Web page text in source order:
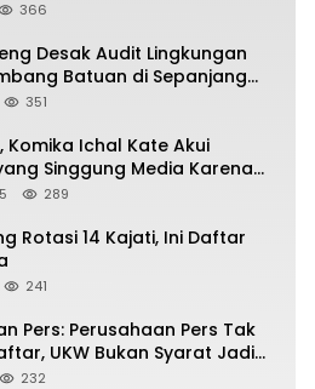
dan Selamatkan
366
Desak Audit Lingkungan
Batuan di Sepanjang
351
Komika Ichal Kate Akui
Singgung Media Karena
289
Rotasi 14 Kajati, Ini Daftar
241
Pers: Perusahaan Pers Tak
UKW Bukan Syarat Jadi
232